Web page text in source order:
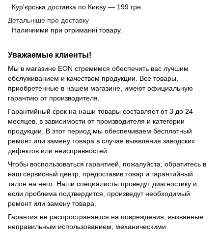
Кур'єрська доставка по Києву — 199 грн.
Детальніше про доставку
Наличними при отриманні товару.
Уважаемые клиенты!
Мы в магазине EON стремимся обеспечить вас лучшим
обслуживанием и качеством продукции. Все товары,
приобретенные в нашем магазине, имеют официальную
гарантию от производителя.
Гарантийный срок на наши товары составляет от 3 до 24
месяцев, в зависимости от производителя и категории
продукции. В этот период мы обеспечиваем бесплатный
ремонт или замену товара в случае выявления заводских
дефектов или неисправностей.
Чтобы воспользоваться гарантией, пожалуйста, обратитесь в
наш сервисный центр, предоставив товар и гарантийный
талон на него. Наши специалисты проведут диагностику и,
если проблема подтвердится, произведут необходимый
ремонт или замену товара.
Гарантия не распространяется на повреждения, вызванные
неправильным использованием, механическими